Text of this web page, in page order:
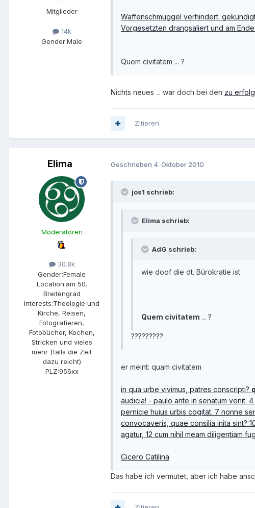
Mitglieder
14k
Gender:Male
Waffenschmuggel verhindert:
Vorgesetzten drangsaliert und am
Quem civitatem ... ?
Nichts neues ... war doch bei den zu
Zitieren
Elima
Moderatoren
30.8k
Gender:Female
Location:am 50.
Breitengrad
Interests:Theologie und
Kirche, Reisen,
Fotografieren,
Fotobücher, Kochen,
Stricken und vieles
mehr (falls die Zeit
dazu reicht)
PLZ:956xx
Geschrieben 4. Oktober 2010
jos1 schrieb:
Elima schrieb:
AdG schrieb:
wie doof die dt. Bürokratie ist
Quem civitatem ... ?
?????????
er meint: quam civitatem
in qua urbe vivimus, patres conscripti?
audicia! - paulo ante in senatum venit.
pernicie huius urbis cogitat. 7 nonne
convocaveris, quae consilia inita sint?
agatur, 12 cum nihil meam diligentiam
Cicero Catilina
Das habe ich vermutet, aber ich habe